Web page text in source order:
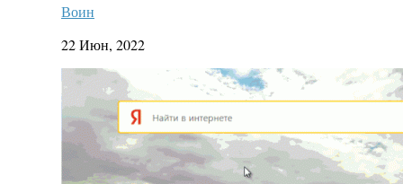
Воин
22 Июн, 2022